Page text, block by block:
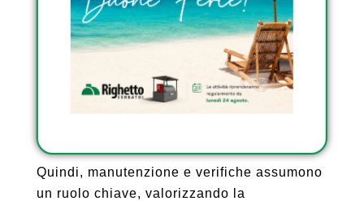
modifica rilevante alle condizioni
antincendio preesistenti, pertanto soggetta
agli obblighi di comunicazione o
approvazione (SCIA o istanza formale) a
seconda della valutazione del rischio e
Quindi, manutenzione e verifiche assumono
un ruolo chiave, valorizzando la